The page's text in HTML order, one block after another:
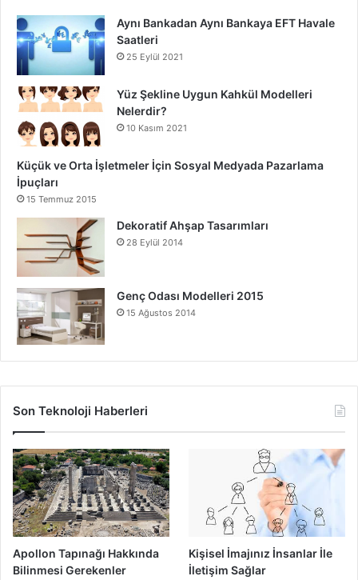
Aynı Bankadan Aynı Bankaya EFT Havale
Saatleri
25 Eylül 2021
Yüz Şekline Uygun Kahkül Modelleri
Nelerdir?
10 Kasım 2021
Küçük ve Orta İşletmeler İçin Sosyal Medyada Pazarlama
İpuçları
15 Temmuz 2015
Dekoratif Ahşap Tasarımları
28 Eylül 2014
Genç Odası Modelleri 2015
15 Ağustos 2014
Son Teknoloji Haberleri
Apollon Tapınağı Hakkında
Bilinmesi Gerekenler
Kişisel İmajınız İnsanlar İle
İletişim Sağlar